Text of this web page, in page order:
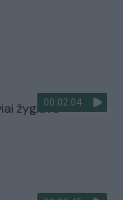
00:02:04
žygiavo